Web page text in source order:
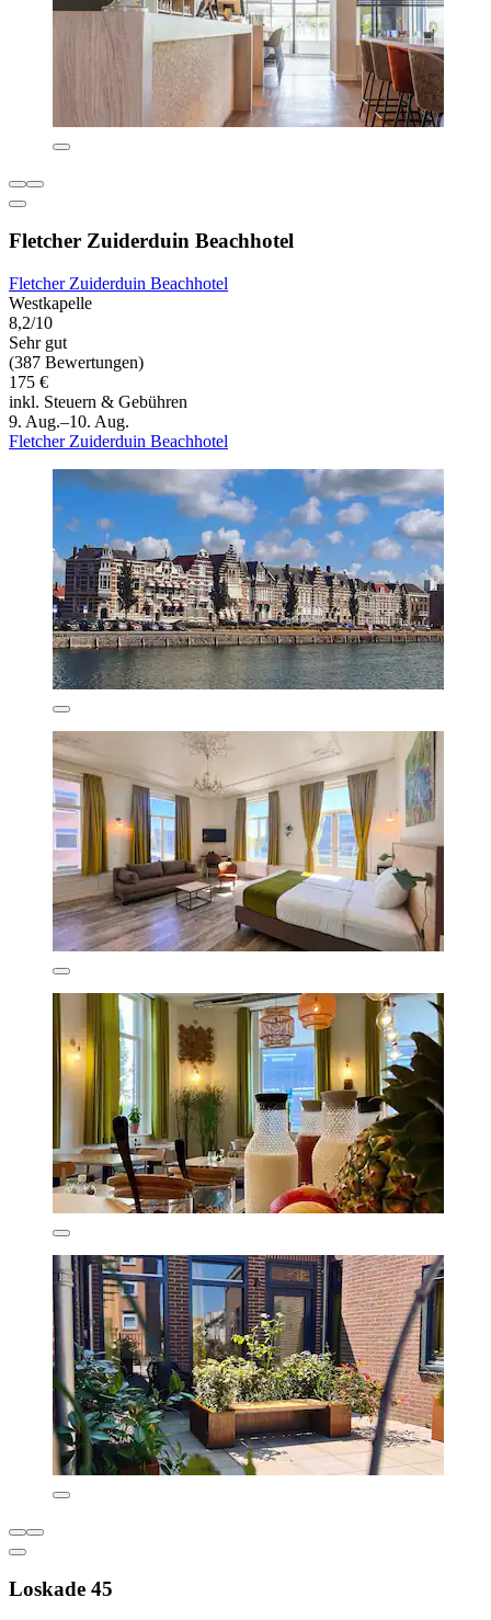
Fletcher Zuiderduin Beachhotel
Fletcher Zuiderduin Beachhotel
Westkapelle
8,2/10
Sehr gut
(387 Bewertungen)
175 €
inkl. Steuern & Gebühren
9. Aug.–10. Aug.
Fletcher Zuiderduin Beachhotel
Loskade 45